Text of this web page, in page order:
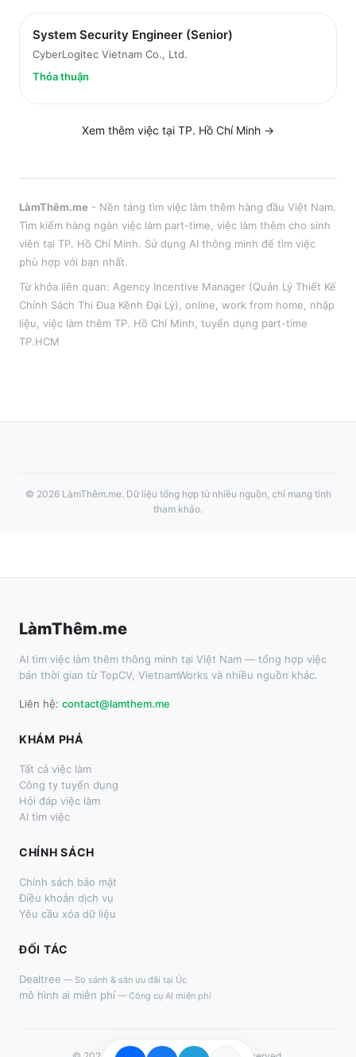
System Security Engineer (Senior)
CyberLogitec Vietnam Co., Ltd.
Thỏa thuận
Xem thêm việc tại TP. Hồ Chí Minh →
LàmThêm.me - Nền tảng tìm việc làm thêm hàng đầu Việt Nam.
Tìm kiếm hàng ngàn việc làm part-time, việc làm thêm cho sinh
viên tại TP. Hồ Chí Minh. Sử dụng AI thông minh để tìm việc
phù hợp với bạn nhất.
Từ khóa liên quan: Agency Incentive Manager (Quản Lý Thiết Kế
Chính Sách Thi Đua Kênh Đại Lý) online, work from home, nhập
liệu , việc làm thêm TP. Hồ Chí Minh , tuyển dụng part-time
TP.HCM
© 2026 LàmThêm.me. Dữ liệu tổng hợp từ nhiều nguồn, chỉ mang tính
tham khảo.
LàmThêm.me
AI tìm việc làm thêm thông minh tại Việt Nam — tổng hợp việc
bán thời gian từ TopCV, VietnamWorks và nhiều nguồn khác.
Liên hệ: contact@lamthem.me
KHÁM PHÁ
Tất cả việc làm
Công ty tuyển dụng
Hỏi đáp việc làm
AI tìm việc
CHÍNH SÁCH
Chính sách bảo mật
Điều khoản dịch vụ
Yêu cầu xóa dữ liệu
ĐỐI TÁC
Dealtree — So sánh & săn ưu đãi tại Úc
mô hình ai miễn phí — Công cụ AI miễn phí